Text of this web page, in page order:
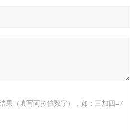
果（填写阿拉伯数字），如：三加四=7